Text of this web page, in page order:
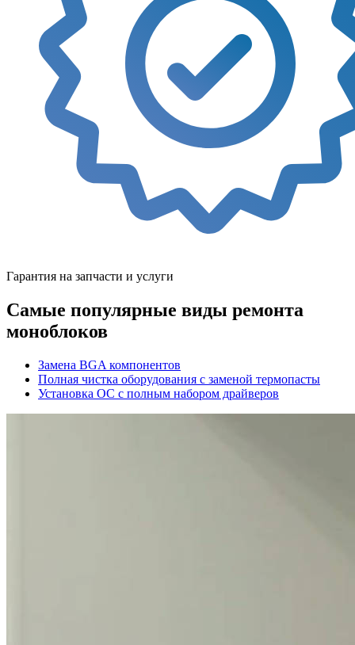
Гарантия на запчасти и услуги
Самые популярные виды ремонта
моноблоков
Замена BGA компонентов
Полная чистка оборудования с заменой термопасты
Установка ОС с полным набором драйверов